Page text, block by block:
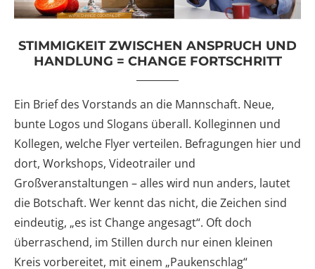
STIMMIGKEIT ZWISCHEN ANSPRUCH UND
HANDLUNG = CHANGE FORTSCHRITT
Ein Brief des Vorstands an die Mannschaft. Neue,
bunte Logos und Slogans überall. Kolleginnen und
Kollegen, welche Flyer verteilen. Befragungen hier und
dort, Workshops, Videotrailer und
Großveranstaltungen – alles wird nun anders, lautet
die Botschaft. Wer kennt das nicht, die Zeichen sind
eindeutig, „es ist Change angesagt“. Oft doch
überraschend, im Stillen durch nur einen kleinen
Kreis vorbereitet, mit einem „Paukenschlag“